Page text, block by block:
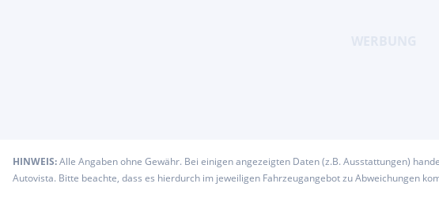
HINWEIS:Alle Angaben ohne Gewähr. Bei einigen angezeigten Daten (z.B. Ausstattungen)
Autovista. Bitte beachte, dass es hierdurch im jeweiligen Fahrzeugangebot zu Abweichungen